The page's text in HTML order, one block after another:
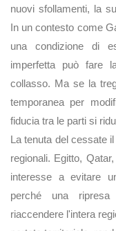
nuovi sfollamenti, la
In un contesto come
una condizione di
imperfetta può fare
collasso. Ma se la
temporanea per
fiducia tra le parti si
La tenuta del cessate
regionali. Egitto,
interesse a evitare
perché una ripresa
riaccendere l'intera